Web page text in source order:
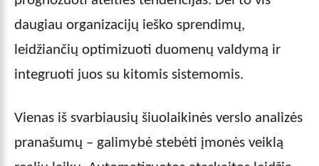
daugiau organizacijų ieško sprendimų,
leidžiančių optimizuoti duomenų valdymą ir
integruoti juos su kitomis sistemomis.
Vienas iš svarbiausių šiuolaikinės verslo analizės
pranašumų – galimybė stebėti įmonės veiklą